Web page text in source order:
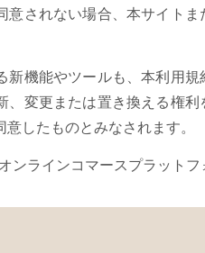
意されない場合、本サイト
新機能やツールも、本利用
、変更または置き換える権
したものとみなされます。
ンラインコマースプラット